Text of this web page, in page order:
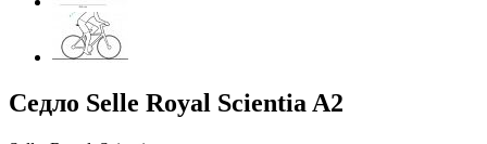
Седло Selle Royal Scientia A2